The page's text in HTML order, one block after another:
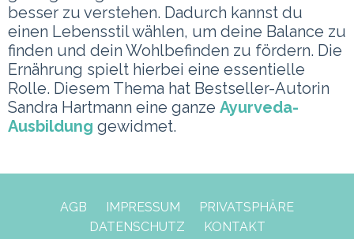
besser zu verstehen. Dadurch kannst du
einen Lebensstil wählen, um deine Balance zu
finden und dein Wohlbefinden zu fördern. Die
Ernährung spielt hierbei eine essentielle
Rolle. Diesem Thema hat Bestseller-Autorin
Sandra Hartmann eine ganze Ayurveda-
Ausbildung gewidmet.
AGB IMPRESSUM
PRIVATSPHÄRE
DATENSCHUTZ
KONTAKT